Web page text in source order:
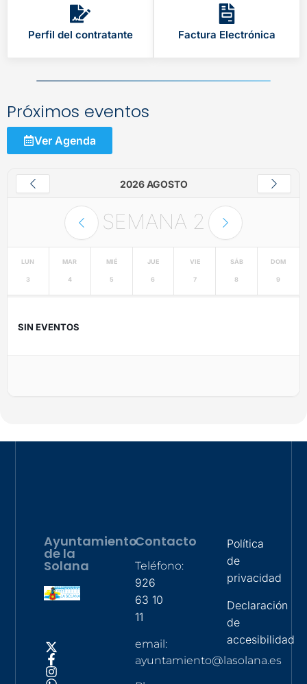
Perfil del contratante Factura Electrónica
Próximos eventos
Ver Agenda
2026 AGOSTO
SEMANA 2
LUN
3
MAR
4
MIÉ
5
JUE
6
VIE
7
SÁB
8
DOM
9
SIN EVENTOS
Ayuntamiento
de la
Solana
Contacto
Teléfono:
926
63 10
11
email:
ayuntamiento@lasolana.es
Política
de
privacidad
Declaración
de
accesibilidad